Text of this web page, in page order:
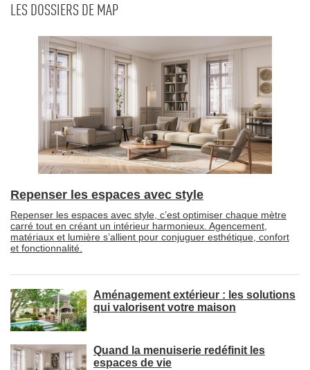
LES DOSSIERS DE MAP
Repenser les espaces avec style
Repenser les espaces avec style, c’est optimiser chaque mètre
carré tout en créant un intérieur harmonieux. Agencement,
matériaux et lumière s’allient pour conjuguer esthétique, confort
et fonctionnalité.
Aménagement extérieur : les solutions
qui valorisent votre maison
Quand la menuiserie redéfinit les
espaces de vie